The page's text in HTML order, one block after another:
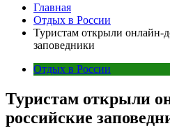
Главная
Отдых в России
Туристам открыли онлайн-
заповедники
Отдых в России
Туристам открыли
российские